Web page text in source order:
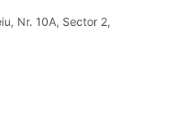
Nr. 10A, Sector 2,